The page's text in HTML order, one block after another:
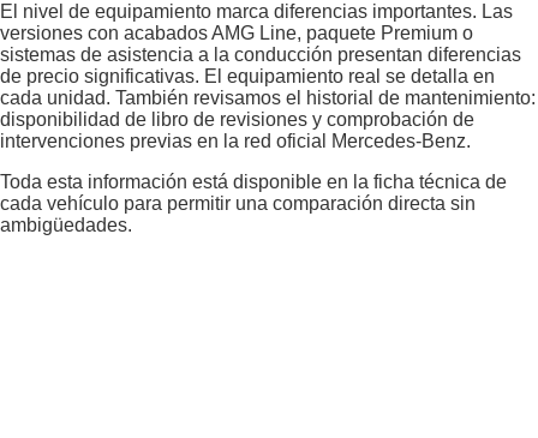
El nivel de equipamiento marca diferencias importantes. Las
versiones con acabados AMG Line, paquete Premium o
sistemas de asistencia a la conducción presentan diferencias
de precio significativas. El equipamiento real se detalla en
cada unidad. También revisamos el historial de mantenimiento:
disponibilidad de libro de revisiones y comprobación de
intervenciones previas en la red oficial Mercedes-Benz.
Toda esta información está disponible en la ficha técnica de
cada vehículo para permitir una comparación directa sin
ambigüedades.